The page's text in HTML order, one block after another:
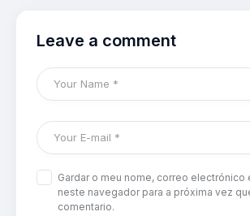
Leave a comment
Gardar o meu nome, correo electrónico
neste navegador para a próxima vez
comentario.